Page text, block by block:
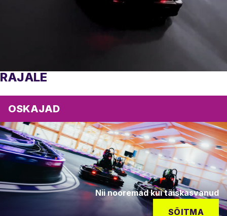
RAJALE
OSKAJAD
Nii nooremad kui täiskasvanud
SÕITMA